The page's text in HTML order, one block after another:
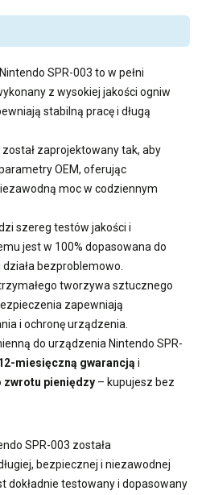
SPR-003 to w pełni
z wysokiej jakości ogniw
stabilną pracę i długą
został zaprojektowany tak, aby
OEM, oferując
moc w codziennym
szereg testów jakości i
jest w 100% dopasowana do
bezproblemowo.
tworzywa sztucznego
zapewniają
i ochronę urządzenia.
do urządzenia Nintendo SPR-
miesięczną gwarancją i
zwrotu pieniędzy – kupujesz bez
SPR-003 została
bezpiecznej i niezawodnej
dokładnie testowany i dopasowany